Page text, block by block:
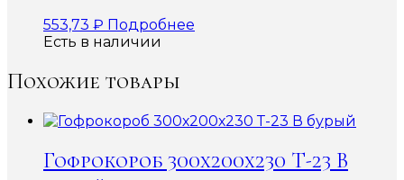
553,73 ₽ Подробнее
Есть в наличии
Похожие товары
Гофрокороб 300х200х230 Т-23 В